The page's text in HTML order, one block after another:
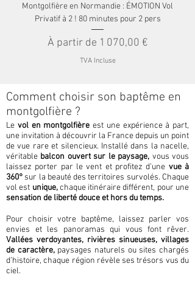
Montgolfière en Normandie : ÉMOTION Vol
Privatif à 2 ! 80 minutes pour 2 pers
À partir de 1 070,00 €
Prix promotionnel
TVA Incluse
Comment choisir son baptême en
montgolfière ?
Le vol en montgolfière est une expérience à part,
une invitation à découvrir la France depuis un point
de vue rare et silencieux. Installé dans la nacelle,
véritable balcon ouvert sur le paysage, vous vous
laissez porter par le vent et profitez d’une vue à
360° sur la beauté des territoires survolés. Chaque
vol est unique,chaque itinéraire différent, pour une
sensation de liberté douce et hors du temps.
Pour choisir votre baptême, laissez parler vos
envies et les panoramas qui vous font rêver.
Vallées verdoyantes, rivières sinueuses, villages
de caractère, paysages naturels ou sites chargés
d’histoire, chaque région révèle ses trésors vus du
ciel.